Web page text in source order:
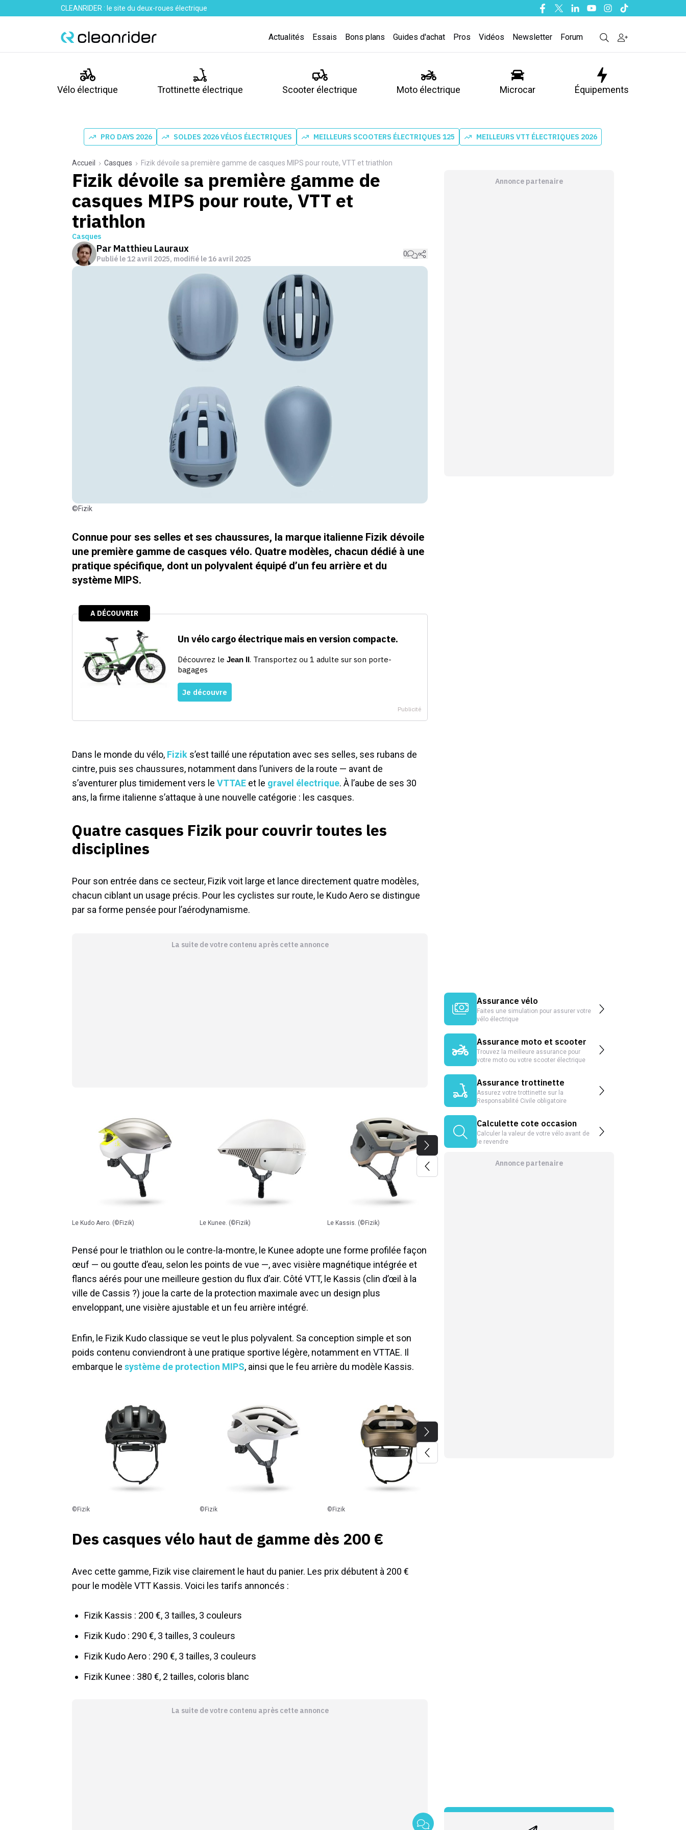
CLEANRIDER : le site du deux-roues électrique Facebook
TwitterLinkedinYoutubeInstagram
Tiktok
Actualités Essais Bons plans Guides d'achat Pros Vidéos Newsletter Forum
Vélo électrique Trottinette électrique Scooter électrique Moto électrique Microcar Équipements
PRO DAYS 2026 SOLDES 2026 VÉLOS ÉLECTRIQUES MEILLEURS SCOOTERS ÉLECTRIQUES 125 MEILLEURS VTT ÉLECTRIQUES 2026
Accueil Casques Fizik dévoile sa première gamme de casques MIPS pour route, VTT et triathlon
Fizik dévoile sa première gamme de
casques MIPS pour route, VTT et
triathlon
Casques
Par Matthieu Lauraux
Publié le12 avril 2025, modifié le 16 avril 2025
0
©Fizik
Connue pour ses selles et ses chaussures, la marque italienne Fizik dévoile
une première gamme de casques vélo. Quatre modèles, chacun dédié à une
pratique spécifique, dont un polyvalent équipé d’un feu arrière et du
système MIPS.
Dans le monde du vélo, Fizik s’est taillé une réputation avec ses selles, ses rubans de
cintre, puis ses chaussures, notamment dans l’univers de la route — avant de
s’aventurer plus timidement vers le VTTAE et le gravel électrique. À l’aube de ses 30
ans, la firme italienne s’attaque à une nouvelle catégorie : les casques.
Quatre casques Fizik pour couvrir toutes les
disciplines
Pour son entrée dans ce secteur, Fizik voit large et lance directement quatre modèles,
chacun ciblant un usage précis. Pour les cyclistes sur route, le Kudo Aero se distingue
par sa forme pensée pour l’aérodynamisme.
La suite de votre contenu après cette annonce
Le Kudo Aero. (©Fizik) Le Kunee. (©Fizik) Le Kassis. (©Fizik)
Pensé pour le triathlon ou le contre-la-montre, le Kunee adopte une forme profilée façon
œuf — ou goutte d’eau, selon les points de vue —, avec visière magnétique intégrée et
flancs aérés pour une meilleure gestion du flux d’air. Côté VTT, le Kassis (clin d’œil à la
ville de Cassis ?) joue la carte de la protection maximale avec un design plus
enveloppant, une visière ajustable et un feu arrière intégré.
Enfin, le Fizik Kudo classique se veut le plus polyvalent. Sa conception simple et son
poids contenu conviendront à une pratique sportive légère, notamment en VTTAE. Il
embarque le système de protection MIPS, ainsi que le feu arrière du modèle Kassis.
©Fizik ©Fizik ©Fizik
Des casques vélo haut de gamme dès 200 €
Avec cette gamme, Fizik vise clairement le haut du panier. Les prix débutent à 200 €
pour le modèle VTT Kassis. Voici les tarifs annoncés :
Fizik Kassis : 200 €, 3 tailles, 3 couleurs
Fizik Kudo : 290 €, 3 tailles, 3 couleurs
Fizik Kudo Aero : 290 €, 3 tailles, 3 couleurs
Fizik Kunee : 380 €, 2 tailles, coloris blanc
La suite de votre contenu après cette annonce
Annonce partenaire
Assurance vélo
Faites une simulation pour assurer votre
vélo électrique
Assurance moto et scooter
Trouvez la meilleure assurance pour
votre moto ou votre scooter électrique
Assurance trottinette
Assurez votre trottinette sur la
Responsabilité Civile obligatoire
Calculette cote occasion
Calculer la valeur de votre vélo avant de
le revendre
Annonce partenaire